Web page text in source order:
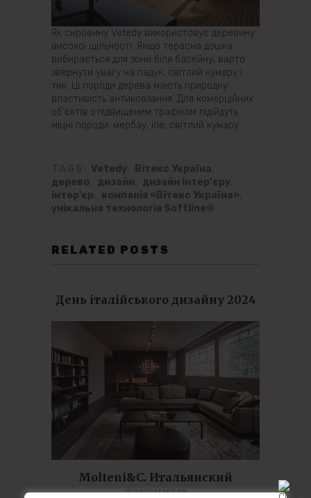
Як сировину Vetedy використовує деревину
високої щільності. Якщо терасна дошка
вибирається для зони біля басейну, варто
звернути увагу на падук, світлий кумару і
тик. Ці породи дерева мають природну
властивість антиковзання. Для комерційних
об’єктів з підвищеним трафіком підійдуть
міцні породи: мербау, іпе, світлий кумару.
Vetedy Вітекс Україна
дерево
дизайн дизайн інтер’єру
інтер'єр
компанія «Вітекс Україна»
унікальна технологія Softline®
RELATED POSTS
День італійського дизайну 2024
Molteni&C. Итальянский
лаконизм